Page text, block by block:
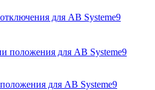
для АВ Systeme9
для АВ Systeme9